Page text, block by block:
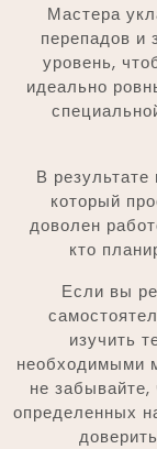
Мастера
перепадов и
уровень,
идеально
В
который
доволен
кто
Если вы
изучить
необходимыми
не забывайте,
определенных